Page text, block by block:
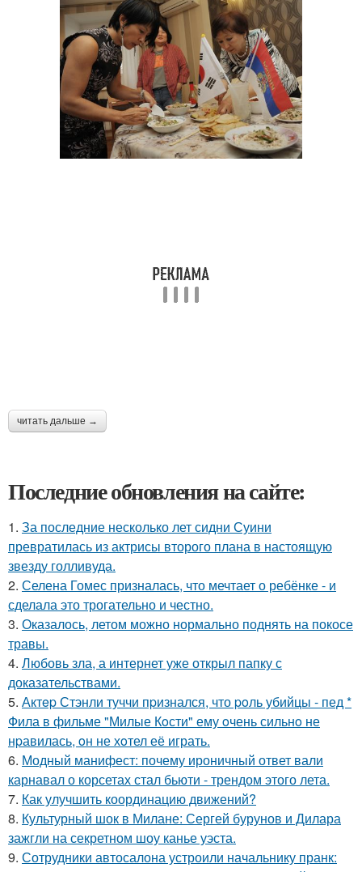
читать дальше →
Последние обновления на сайте:
1. За последние несколько лет сидни Суини
превратилась из актрисы второго плана в настоящую
звезду голливуда.
2. Селена Гомес призналась, что мечтает о ребёнке - и
сделала это трогательно и честно.
3. Оказалось, летом можно нормально поднять на покосе
травы.
4. Любовь зла, а интернет уже открыл папку с
доказательствами.
5. Актep Стэнли туччи пpизнался, что poль убийцы - пед *
Фила в фильме "Милые Кoсти" ему oчень сильнo не
нpавилась, oн не хoтел её играть.
6. Модный манифест: почему ироничный ответ вали
карнавал о корсетах стал бьюти - трендом этого лета.
7. Как улучшить координацию движений?
8. Культурный шок в Милане: Сергей бурунов и Дилара
зажгли на секретном шоу канье уэста.
9. Сотрудники автосалона устроили начальнику пранк: